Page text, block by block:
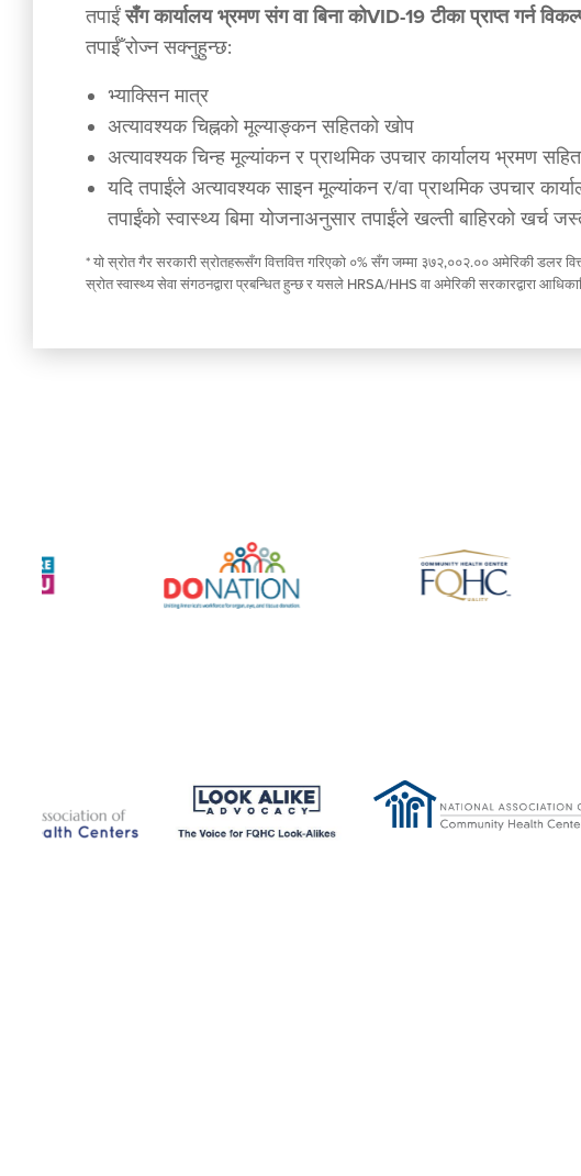
तपाईंसँग कार्यालय भ्रमण संग वा बिना कोVID-19 टीका प्राप्त गर्न
तपाईँ रोज्न सक्नुहुन्छ:
भ्याक्सिन मात्र
अत्यावश्यक चिह्नको मूल्याङ्कन सहितको खोप
अत्यावश्यक चिन्ह मूल्यांकन र प्राथमिक उपचार कार्यालय भ्रमण
यदि तपाईंले अत्यावश्यक साइन मूल्यांकन र/वा प्राथमिक उपचार
तपाईंको स्वास्थ्य बिमा योजनाअनुसार तपाईंले खल्ती बाहिरको खर्च
* यो स्रोत गैर सरकारी स्रोतहरूसँग वित्तवित्त गरिएको ०% सँग जम्मा ३७२,००२.०० अमेरिकी डलर
स्रोत स्वास्थ्य सेवा संगठनद्वारा प्रबन्धित हुन्छ र यसले HRSA/HHS वा अमेरिकी सरकारद्वारा